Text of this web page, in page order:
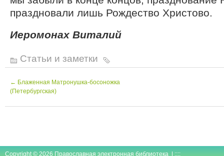
праздновали лишь Рождество Христово.
Иеромонах Виталий
Статьи и заметки
← Блаженная Матронушка-босоножка
(Петербургская)
Copyright © 2026 Православная электронная библиотека | ::::